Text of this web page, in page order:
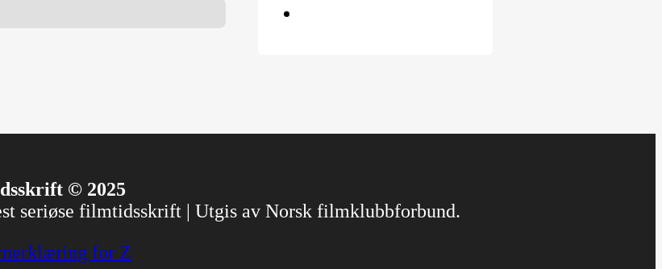
© 2025
seriøse filmtidsskrift | Utgis av Norsk filmklubbforbund.
for Z